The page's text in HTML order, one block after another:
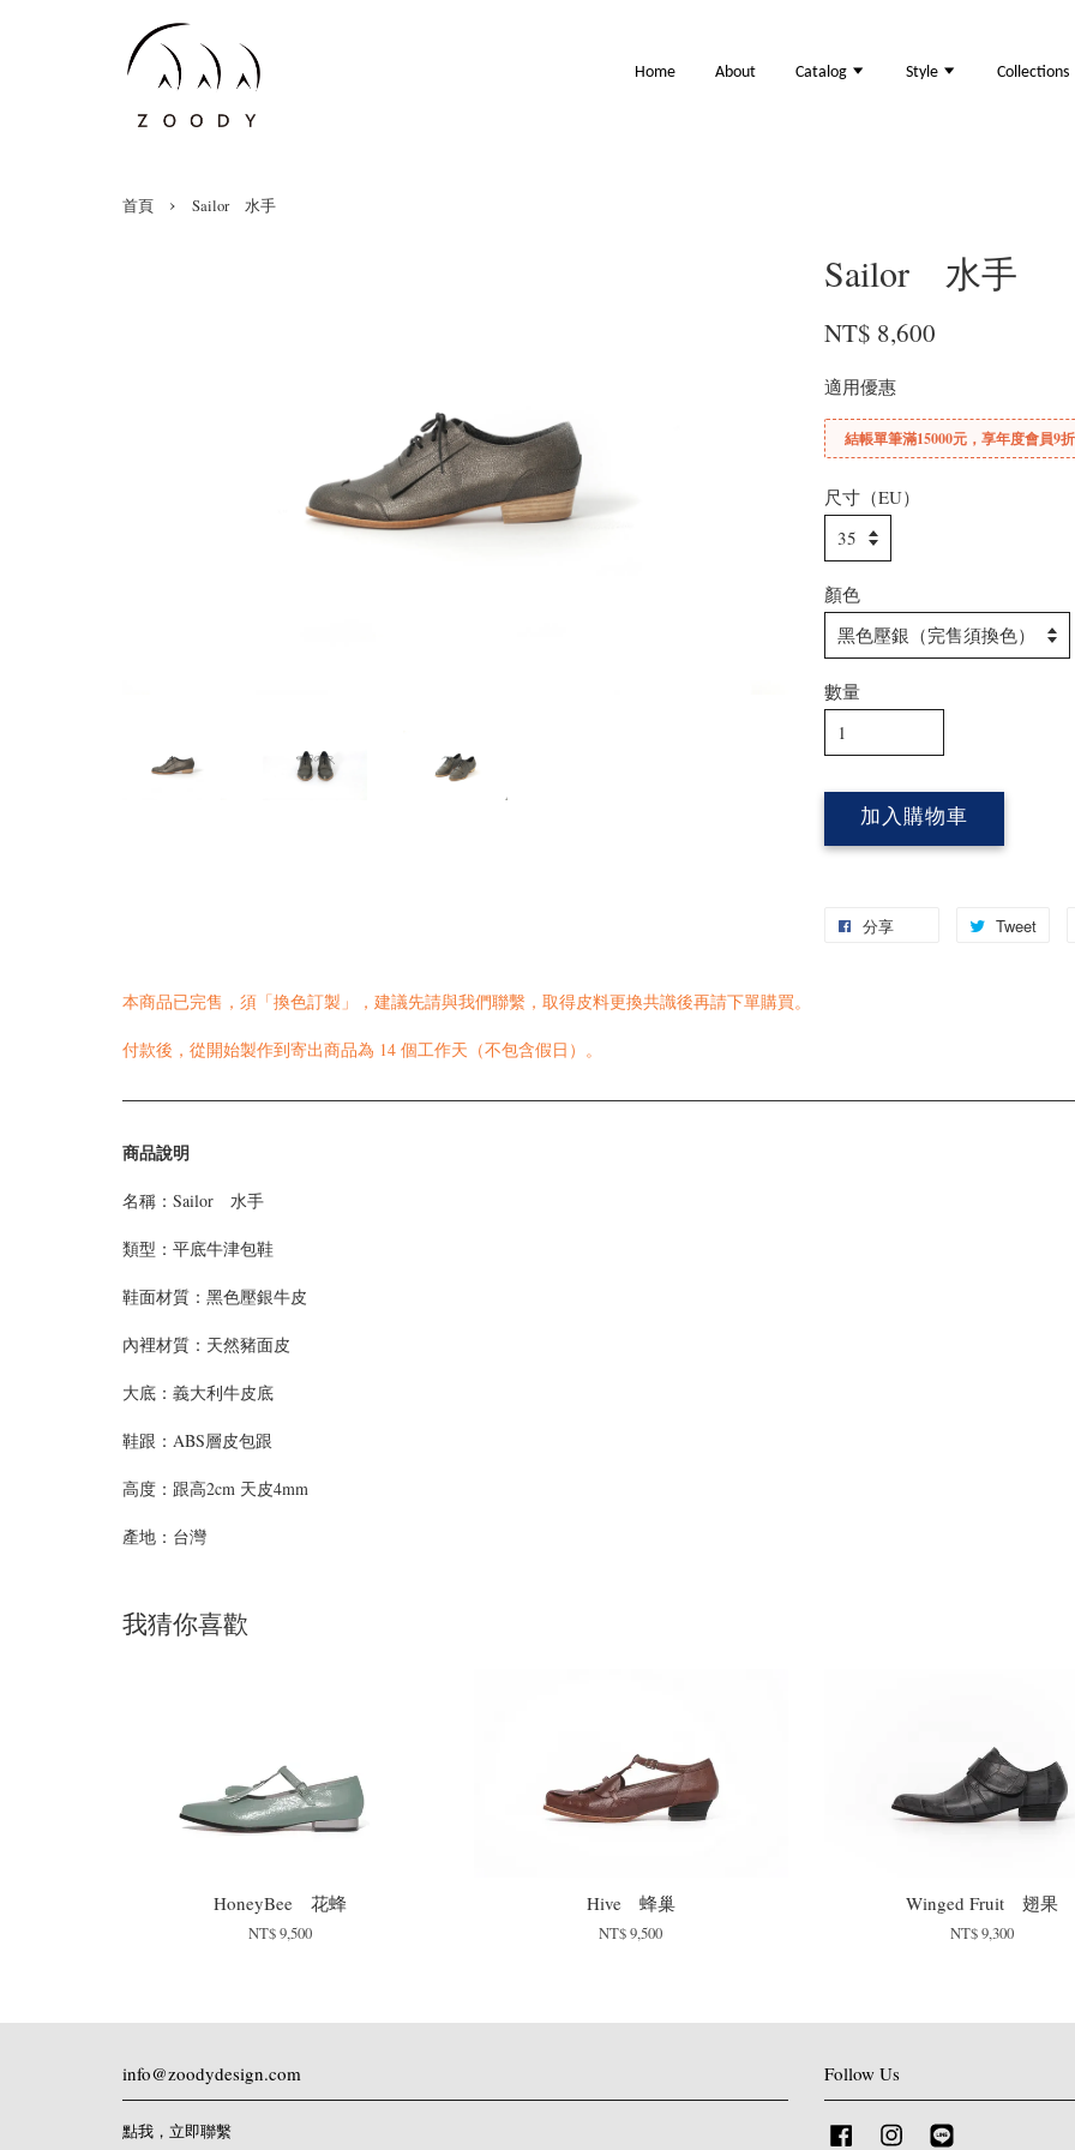
Home About Catalog Style Collections
首頁 › Sailor 水手
Sailor 水手
NT$ 8,600
適用優惠
結帳單筆滿15000元，享年度會員9
尺寸（EU）
顏色
數量
加入購物車
分享 Tweet
本商品已完售，須「換色訂製」，建議先請與我們聯繫 ，取得皮料更換共識後再請下單購買。
付款後，從開始製作到寄出商品為 14 個工作天（不包含假日）。
商品說明
名稱：Sailor 水手
類型： 平底牛津包鞋
鞋面材質： 黑色壓銀牛皮
內裡材質：天然豬面皮
大底：義大利牛皮底
鞋跟：ABS層皮包跟
高度： 跟高2cm 天皮4mm
產地：台灣
我猜你喜歡
HoneyBee 花蜂
NT$ 9,500
Hive 蜂巢
NT$ 9,500
Winged Fruit 翅果
NT$ 9,300
info@zoodydesign.com
點我，立即聯繫
Follow Us
Facebook Instagram